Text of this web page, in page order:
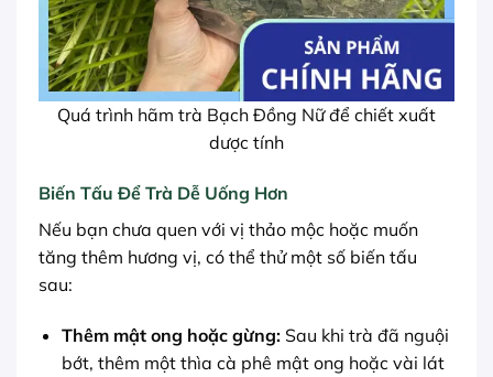
Quá trình hãm trà Bạch Đồng Nữ để chiết xuất
dược tính
Biến Tấu Để Trà Dễ Uống Hơn
Nếu bạn chưa quen với vị thảo mộc hoặc muốn
tăng thêm hương vị, có thể thử một số biến tấu
sau:
Thêm mật ong hoặc gừng:Sau khi trà đã nguội
bớt, thêm một thìa cà phê mật ong hoặc vài lát